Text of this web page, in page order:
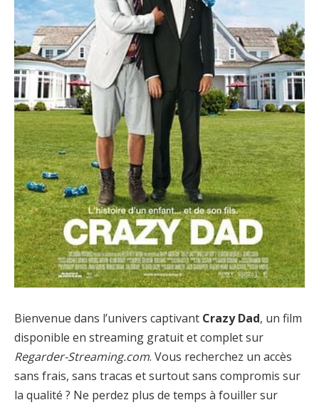
Bienvenue dans l’univers captivant Crazy Dad, un film
disponible en streaming gratuit et complet sur
Regarder-Streaming.com. Vous recherchez un accès
sans frais, sans tracas et surtout sans compromis sur
la qualité ? Ne perdez plus de temps à fouiller sur